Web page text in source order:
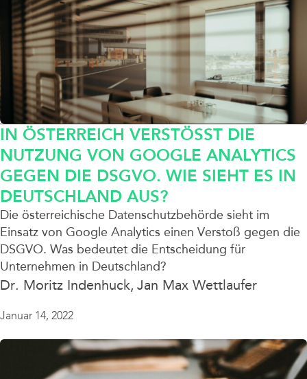
IN ÖSTERREICH VERSTÖSST DIE N
UTZUNG VON GOOGLE ANALYTICS G
EGEN DIE DSGVO. WIE SIEHT ES IN D
EUTSCHLAND AUS?
Die österreichische Datenschutzbehörde sieht im
Einsatz von Google Analytics einen Verstoß gegen die
DSGVO. Was bedeutet die Entscheidung für
Unternehmen in Deutschland?
Dr. Moritz Indenhuck Jan Max Wettlaufer
Januar 14, 2022